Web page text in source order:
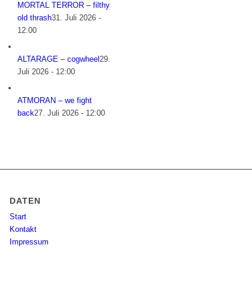
MORTAL TERROR – filthy
old thrash31. Juli 2026 -
12:00
ALTARAGE – cogwheel29.
Juli 2026 - 12:00
ATMORAN – we fight
back27. Juli 2026 - 12:00
DATEN
Start
Kontakt
Impressum